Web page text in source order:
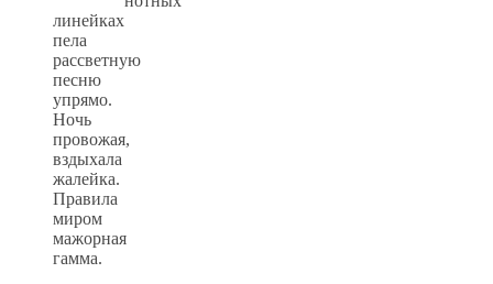
линейках
пела
рассветную
песню
упрямо.
Ночь
провожая,
вздыхала
жалейка.
Правила
миром
мажорная
гамма.